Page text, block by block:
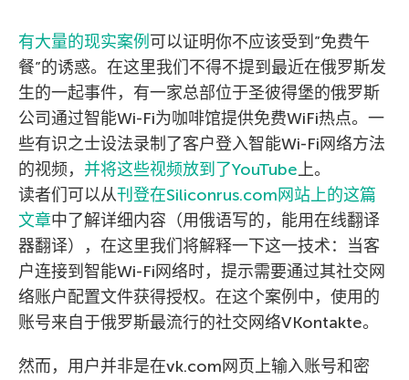
有大量的现实案例 可以证明你不应该受到”免费午
餐”的诱惑。在这里我们不得不提到最近在俄罗斯发
生的一起事件，有一家总部位于圣彼得堡的俄罗斯
公司通过智能Wi-Fi为咖啡馆提供免费WiFi热点。一
些有识之士设法录制了客户登入智能Wi-Fi网络方法
的视频， 并将这些视频放到了YouTube上。
读者们可以从刊登在Siliconrus.com网站上的这篇
文章中了解详细内容（用俄语写的，能用在线翻译
器翻译），在这里我们将解释一下这一技术：当客
户连接到智能Wi-Fi网络时，提示需要通过其社交网
络账户配置文件获得授权。在这个案例中，使用的
账号来自于俄罗斯最流行的社交网络VKontakte。
然而，用户并非是在vk.com网页上输入账号和密